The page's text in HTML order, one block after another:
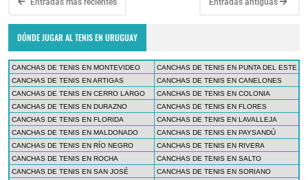
Entradas más recientes Entradas antiguas
DÓNDE JUGAR AL TENIS EN URUGUAY
CANCHAS DE TENIS EN MONTEVIDEO
CANCHAS DE TENIS EN PUNTA DEL ESTE
CANCHAS DE TENIS EN ARTIGAS
CANCHAS DE TENIS EN CANELONES
CANCHAS DE TENIS EN CERRO LARGO
CANCHAS DE TENIS EN COLONIA
CANCHAS DE TENIS EN DURAZNO
CANCHAS DE TENIS EN FLORES
CANCHAS DE TENIS EN FLORIDA
CANCHAS DE TENIS EN LAVALLEJA
CANCHAS DE TENIS EN MALDONADO
CANCHAS DE TENIS EN PAYSANDÚ
CANCHAS DE TENIS EN RÍO NEGRO
CANCHAS DE TENIS EN RIVERA
CANCHAS DE TENIS EN ROCHA
CANCHAS DE TENIS EN SALTO
CANCHAS DE TENIS EN SAN JOSÉ
CANCHAS DE TENIS EN SORIANO